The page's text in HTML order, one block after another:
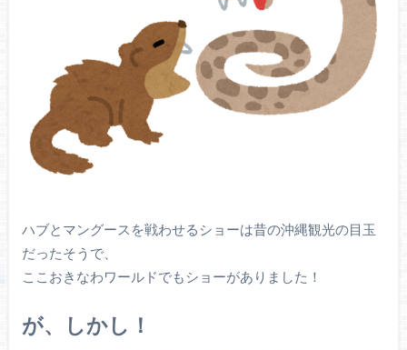
ハブとマングースを戦わせるショーは昔の沖縄観光の目玉
だったそうで、
ここおきなわワールドでもショーがありました！
が、しかし！